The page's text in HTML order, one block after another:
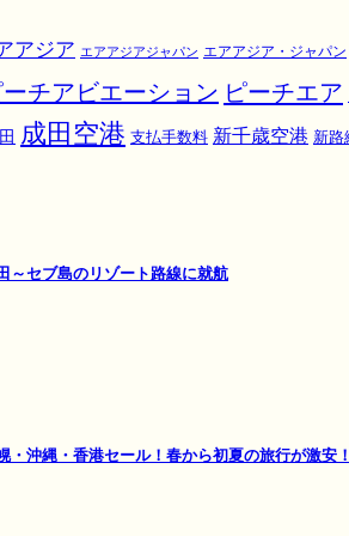
アジア エアアジアジャパン エアアジア・ジャパン
ーチアビエーション ピーチエア
成田空港 支払手数料 新千歳空港 新路
～セブ島のリゾート路線に就航
・沖縄・香港セール！春から初夏の旅行が激安！